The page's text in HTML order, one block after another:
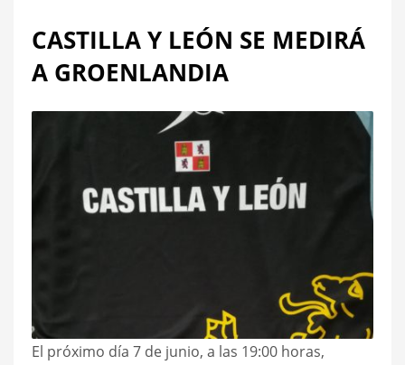
CASTILLA Y LEÓN SE MEDIRÁ
A GROENLANDIA
El próximo día 7 de junio, a las 19:00 horas,